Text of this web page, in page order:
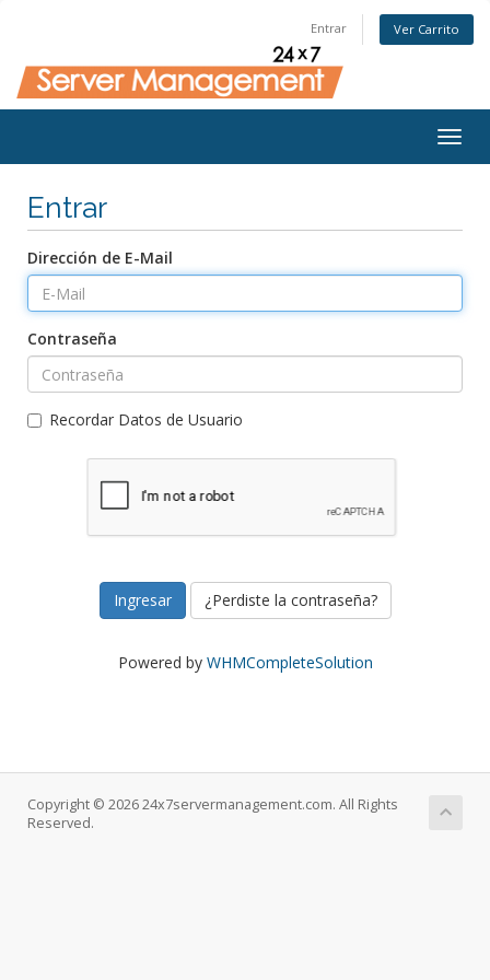
Entrar Ver Carrito
Entrar
Dirección de E-Mail
Contraseña
Recordar Datos de Usuario
¿Perdiste la contraseña?
Powered by WHMCompleteSolution
Copyright © 2026 24x7servermanagement.com. All Rights
Reserved.